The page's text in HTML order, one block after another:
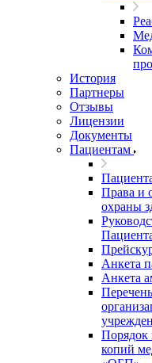
История
Партнеры
Отзывы
Лицензии
Документы
Пациентам
Права и
охраны
Анкета
Анкета
Порядок
копий